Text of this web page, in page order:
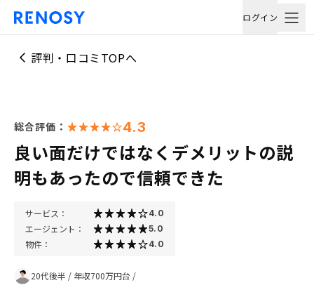
ログイン
評判・口コミTOPへ
総合評価： 4.3
良い面だけではなくデメリットの説
明もあったので信頼できた
サービス： 4.0
エージェント： 5.0
物件： 4.0
20代後半 / 年収700万円台 /